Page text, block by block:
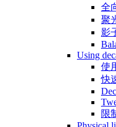
全
聚
影
Using
使
快
限